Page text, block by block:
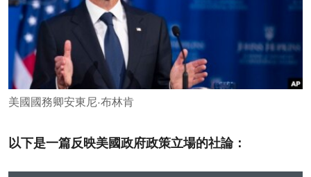
MIDDLE EAST
DEMOCRACY AND GOVERNANCE
ECONOMY AND TRADE
ENVIRONMENT AND HEALTH
IDEALS AND INSTITUTIONS
美國國務卿安東尼·布林肯
以下是一篇反映美國政府政策立場的社論：